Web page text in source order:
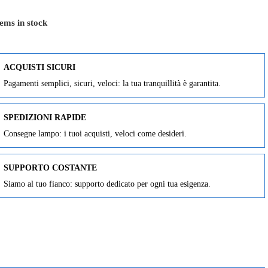
in stock
ACQUISTI SICURI
Pagamenti semplici, sicuri, veloci: la tua tranquillità è garantita.
SPEDIZIONI RAPIDE
Consegne lampo: i tuoi acquisti, veloci come desideri.
SUPPORTO COSTANTE
Siamo al tuo fianco: supporto dedicato per ogni tua esigenza.